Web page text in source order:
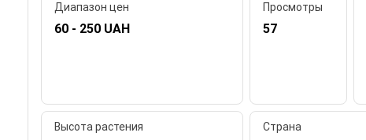
Диапазон цен
60 - 250 UAH
Просмотры
57
Высота растения Страна